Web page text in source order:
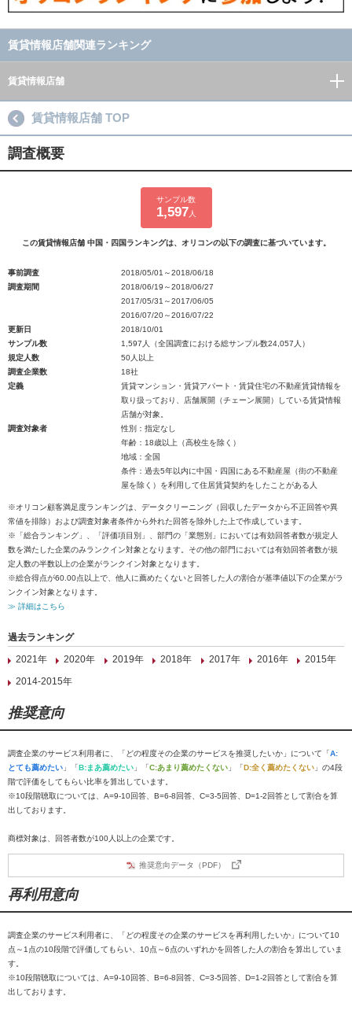
賃貸情報店舗関連ランキング
賃貸情報店舗
賃貸情報店舗 TOP
調査概要
サンプル数
1,597 人
この賃貸情報店舗 中国・四国ランキングは、オリコンの以下の調査に基づいています。
事前調査
2018/05/01～2018/06/18
調査期間
2018/06/19～2018/06/27
2017/05/31～2017/06/05
2016/07/20～2016/07/22
更新日
2018/10/01
サンプル数
1,597人（全国調査における総サンプル数24,057人）
規定人数
50人以上
調査企業数
18社
定義
賃貸マンション・賃貸アパート・賃貸住宅の不動産賃貸情報を
取り扱っており、店舗展開（チェーン展開）している賃貸情報
店舗が対象。
調査対象者
性別：指定なし
年齢：18歳以上（高校生を除く）
地域：全国
条件：過去5年以内に中国・四国にある不動産屋（街の不動産
屋を除く）を利用して住居賃貸契約をしたことがある人
※オリコン顧客満足度ランキングは、データクリーニング（回収したデータから不正回答や異
常値を排除）および調査対象者条件から外れた回答を除外した上で作成しています。
※「総合ランキング」、「評価項目別」、部門の「業態別」においては有効回答者数が規定人
数を満たした企業のみランクイン対象となります。その他の部門においては有効回答者数が規
定人数の半数以上の企業がランクイン対象となります。
※総合得点が60.00点以上で、他人に薦めたくないと回答した人の割合が基準値以下の企業がラ
ンクイン対象となります。
≫ 詳細はこちら
過去ランキング
2021年
2020年 2019年 2018年 2017年 2016年
2015年
2014-2015年
推奨意向
調査企業のサービス利用者に、「どの程度その企業のサービスを推奨したいか」について「A:
とても薦めたい 」「B:まあ薦めたい 」「C:あまり薦めたくない 」「D:全く薦めたくない 」の4段
階で評価をしてもらい比率を算出しています。
※10段階聴取については、A=9-10回答、B=6-8回答、C=3-5回答、D=1-2回答として割合を算
出しております。
商標対象は、回答者数が100人以上の企業です。
推奨意向データ（PDF）
再利用意向
調査企業のサービス利用者に、「どの程度その企業のサービスを再利用したいか」について10
点～1点の10段階で評価してもらい、10点～6点のいずれかを回答した人の割合を算出していま
す。
※10段階聴取については、A=9-10回答、B=6-8回答、C=3-5回答、D=1-2回答として割合を算
出しております。